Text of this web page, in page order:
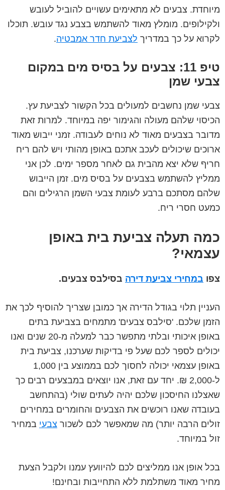
מיוחדת. צבעים לא מתאימים עשויים להוביל לעובש
ולקילופים. מומלץ מאוד להשתמש בצבע נגד עובש. תוכלו
לקרוא על כך במדריך לצביעת חדר אמבטיה.
טיפ 11: צבעים על בסיס מים במקום
צבעי שמן
צבעי שמן נחשבים למעולים בכל הקשור לצביעת עץ.
הכיסוי שלהם מעולה והגימור יפה במיוחד. למרות זאת
מדובר בצבעים מאוד לא נוחים לעבודה. זמני ייבוש מאוד
ארוכים שיכולים לעכב אתכם באופן מהותי ויש להם ריח
חריף שלא יצא מהבית גם לאחר מספר ימים. לכן אני
ממליץ להשתמש בצבעים על בסיס מים. זמן הייבוש
שלהם מסתכם ברבע לעומת צבעי השמן הרגילים והם
כמעט חסרי ריח.
כמה תעלה צביעת בית באופן
עצמאי?
צפו במחירי צביעת דירה בסילבס צבעים.
העניין תלוי בגודל הדירה אך כמובן שצריך להוסיף לכך את
הזמן שלכם. 'סילבס צבעים' מתמחים בצביעת בתים
באופן איכותי ובלתי מתפשר כבר למעלה מ-20 שנים ואנו
יכולים לספר לכם שעל פי בדיקות שערכנו, צביעת בית
באופן עצמאי יכולה לחסוך לכם בממוצע בין 1,000
ל-2,000 ₪. יחד עם זאת, אנו יוצאים במבצעים רבים כך
שאצלנו החיסכון שלכם יהיה לעתים שולי (בהתחשב
בעובדה שאנו רוכשים את הצבעים והחומרים במחירים
זולים הרבה יותר) מה שמאפשר לכם לשכור צבעי במחיר
זול במיוחד.
בכל אופן אנו ממליצים לכם להיוועץ עמנו ולקבל הצעת
מחיר מאוד משתלמת ללא התחייבות ובחינם!